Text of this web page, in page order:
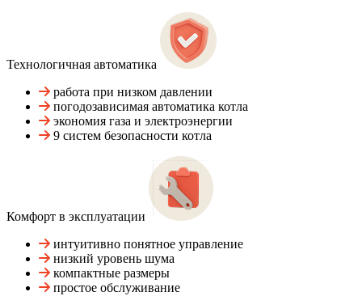
Технологичная автоматика
работа при низком давлении
погодозависимая автоматика котла
экономия газа и электроэнергии
9 систем безопасности котла
Комфорт в эксплуатации
интуитивно понятное управление
низкий уровень шума
компактные размеры
простое обслуживание